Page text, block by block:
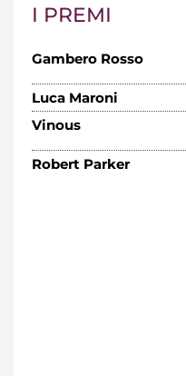
I PREMI
Gambero Rosso
Luca Maroni
Vinous
Robert Parker